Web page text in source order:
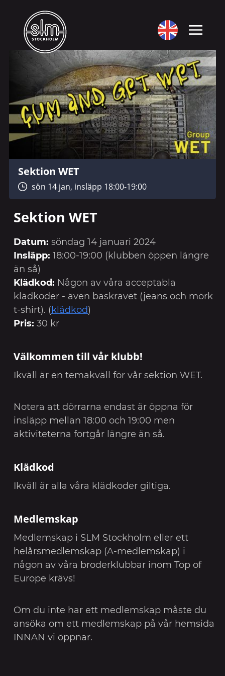
Sektion WET
sön 14 jan, insläpp 18:00-19:00
Sektion WET
Datum: söndag 14 januari 2024
Insläpp: 18:00-19:00 (klubben öppen längre
än så)
Klädkod: Någon av våra acceptabla
klädkoder - även baskravet (jeans och mörk
t-shirt). (klädkod)
Pris: 30 kr
Välkommen till vår klubb!
Ikväll är en temakväll för vår sektion WET.
Notera att dörrarna endast är öppna för
insläpp mellan 18:00 och 19:00 men
aktiviteterna fortgår längre än så.
Klädkod
Ikväll är alla våra klädkoder giltiga.
Medlemskap
Medlemskap i SLM Stockholm eller ett
helårsmedlemskap (A-medlemskap) i
någon av våra broderklubbar inom Top of
Europe krävs!
Om du inte har ett medlemskap måste du
ansöka om ett medlemskap på vår hemsida
INNAN vi öppnar.